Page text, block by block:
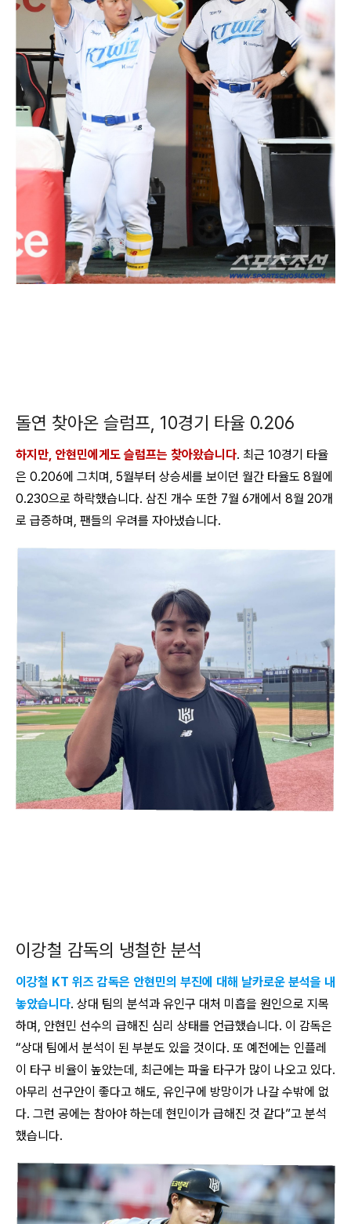
돌연 찾아온 슬럼프, 10경기 타율 0.206
하지만, 안현민에게도 슬럼프는 찾아왔습니다. 최근 10경기 타율
은 0.206에 그치며, 5월부터 상승세를 보이던 월간 타율도 8월에
0.230으로 하락했습니다. 삼진 개수 또한 7월 6개에서 8월 20개
로 급증하며, 팬들의 우려를 자아냈습니다.
이강철 감독의 냉철한 분석
이강철 KT 위즈 감독은 안현민의 부진에 대해 날카로운 분석을 내
놓았습니다. 상대 팀의 분석과 유인구 대처 미흡을 원인으로 지목
하며, 안현민 선수의 급해진 심리 상태를 언급했습니다. 이 감독은
“상대 팀에서 분석이 된 부분도 있을 것이다. 또 예전에는 인플레
이 타구 비율이 높았는데, 최근에는 파울 타구가 많이 나오고 있다.
아무리 선구안이 좋다고 해도, 유인구에 방망이가 나갈 수밖에 없
다. 그런 공에는 참아야 하는데 현민이가 급해진 것 같다”고 분석
했습니다.